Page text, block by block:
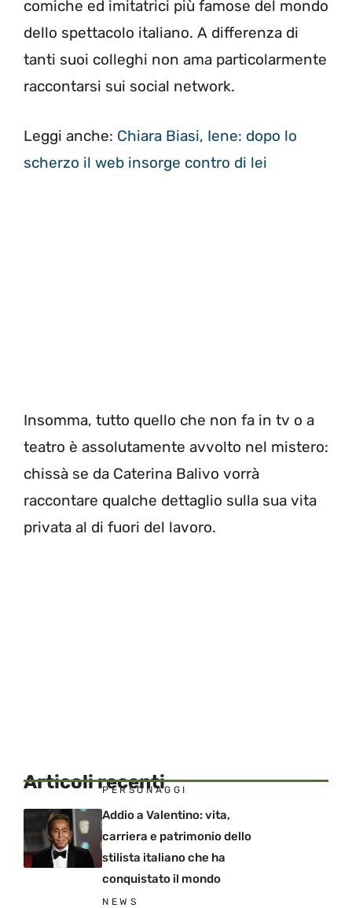
comiche ed imitatrici più famose del mondo
dello spettacolo italiano. A differenza di
tanti suoi colleghi non ama particolarmente
raccontarsi sui social network.
Leggi anche: Chiara Biasi, Iene: dopo lo
scherzo il web insorge contro di lei
Insomma, tutto quello che non fa in tv o a
teatro è assolutamente avvolto nel mistero:
chissà se da Caterina Balivo vorrà
raccontare qualche dettaglio sulla sua vita
privata al di fuori del lavoro.
Articoli recenti
PERSONAGGI
Addio a Valentino: vita,
carriera e patrimonio dello
stilista italiano che ha
conquistato il mondo
NEWS